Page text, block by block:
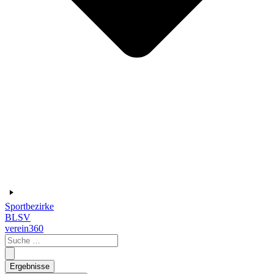
Sportbezirke
BLSV
verein360
Search
...
Ergebnisse